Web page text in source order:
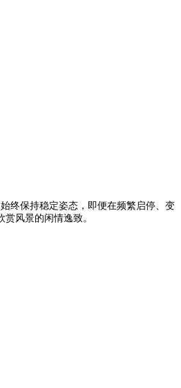
终保持稳定姿态，即便在频繁启停、变
风景的闲情逸致。